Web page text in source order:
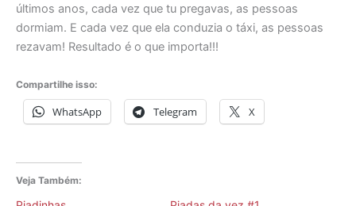
últimos anos, cada vez que tu pregavas, as pessoas
dormiam. E cada vez que ela conduzia o táxi, as pessoas
rezavam! Resultado é o que importa!!!
Compartilhe isso:
WhatsApp Telegram X
Veja Também: